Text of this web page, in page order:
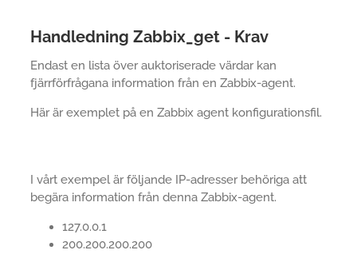
Handledning Zabbix_get - Krav
Endast en lista över auktoriserade värdar kan
fjärrförfrågana information från en Zabbix-agent.
Här är exemplet på en Zabbix agent konfigurationsfil.
I vårt exempel är följande IP-adresser behöriga att
begära information från denna Zabbix-agent.
127.0.0.1
200.200.200.200